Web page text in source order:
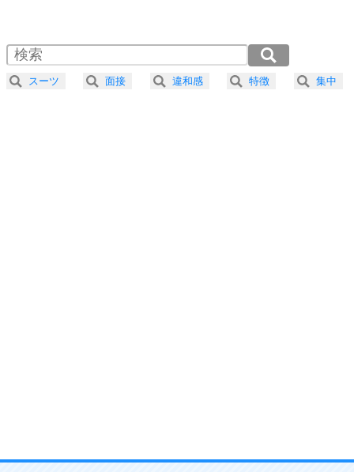
4 器の大きい人は、怒りを優しさで表現する。
ことが大切。
2.0倍速 （253KB 1分4秒）
2.5倍速 （203KB 51秒）
3.0倍速 （169KB 43秒）
スーツ 面接 違和感 特徴 集中